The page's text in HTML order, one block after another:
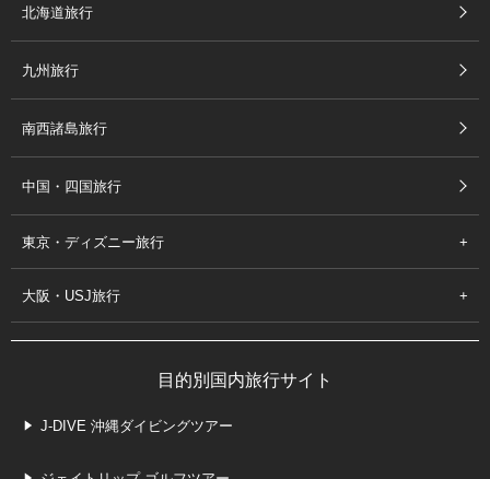
北海道旅行
九州旅行
南西諸島旅行
中国・四国旅行
東京・ディズニー旅行
大阪・USJ旅行
目的別国内旅行サイト
J-DIVE 沖縄ダイビングツアー